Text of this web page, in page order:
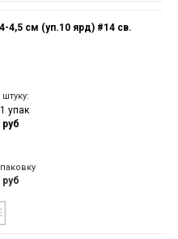
4,5 см (уп.10 ярд) #14 св.
упак
руб
руб